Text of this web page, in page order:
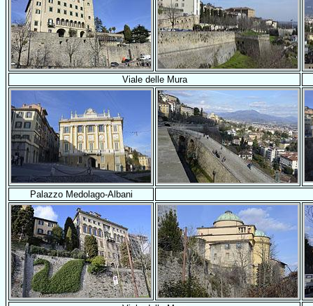
Viale delle Mura
Palazzo Medolago-Albani